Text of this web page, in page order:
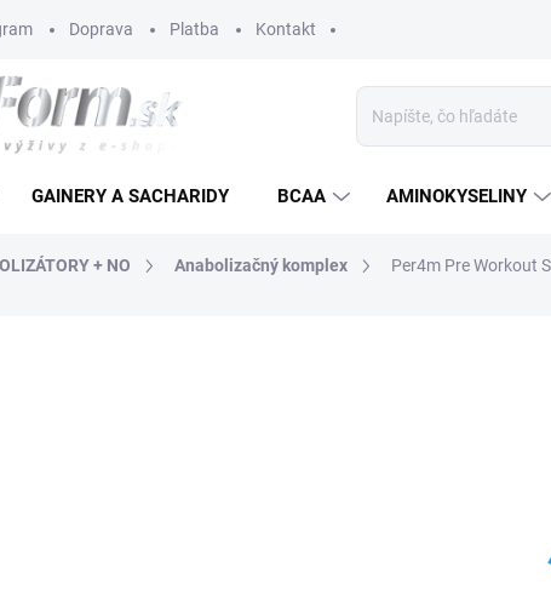
Doprava Platba Kontakt
GAINERY A SACHARIDY BCAA AMINOKYSELINY
+ NO Anabolizačný komplex Per4m Pre Workout